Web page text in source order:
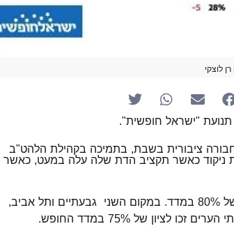
לוצקי
ציבורית בשבת, בתמיכה בקהילת הלהט"ב
ניקוד כאשר תקציב הדת שלה עלה במעט, כאשר
במקום הראשון בדירוג ממוקמת הוד השרון – שזכתה לציון של 80% במדד. במקום השני גבעתיים ותל אביב,
של 75% במדד החופש.